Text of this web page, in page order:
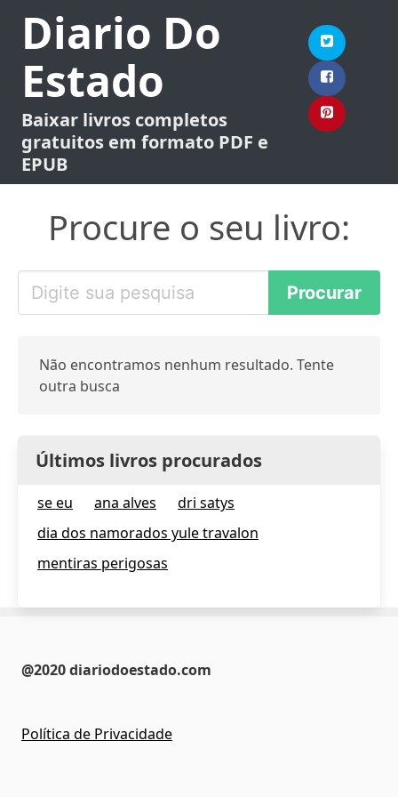
Diario Do
Estado
Baixar livros completos
gratuitos em formato PDF e
EPUB
Procure o seu livro:
Não encontramos nenhum resultado. Tente
outra busca
Últimos livros procurados
se eu ana alves
dri satys
dia dos namorados yule travalon
mentiras perigosas
@2020 diariodoestado.com
Política de Privacidade